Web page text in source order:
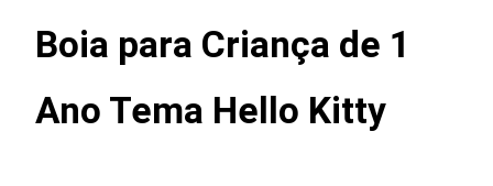
Boia para Criança de 1
Ano Tema Hello Kitty